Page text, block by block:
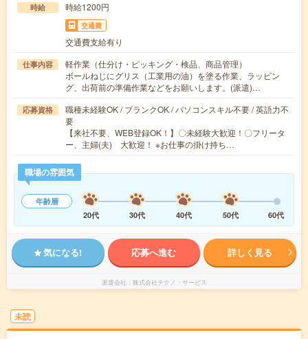
時給 時給1200円
交通費
交通費支給有り
仕事内容
軽作業（仕分け・ピッキング・検品、商品管理）
ボールねじにグリス（工業用の油）を塗る作業、ラッピン
グ、出荷前の準備作業などをお願いします。(派遣)…
応募資格
職種未経験OK / ブランクOK / パソコンスキル不要 / 英語力不
要
【来社不要、WEB登録OK！】〇未経験大歓迎！〇フリータ
ー、主婦(夫) 大歓迎！ ※お仕事の掛け持ち…
職場の雰囲気
年齢層
20代
30代 40代 50代 60代
気になる! 応募へ進む 詳しく見る
派遣会社 株式会社テクノ・サービス
未読